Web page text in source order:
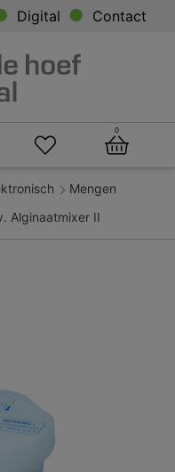
Digital Contact
0
Mengen
Alginaatmixer II